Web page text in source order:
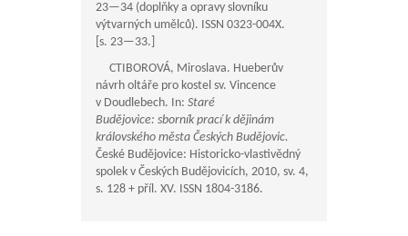
23—34 (doplňky a opravy slovníku
výtvarných umělců). ISSN 0323-004X.
[s. 23—33.]
CTIBOROVÁ, Miroslava. Hueberův
návrh oltáře pro kostel sv. Vincence
v Doudlebech. In: Staré
Budějovice: sborník prací k dějinám
královského města Českých Budějovic.
České Budějovice: Historicko-vlastivědný
spolek v Českých Budějovicích, 2010, sv. 4,
s. 128 + příl. XV. ISSN 1804-3186.